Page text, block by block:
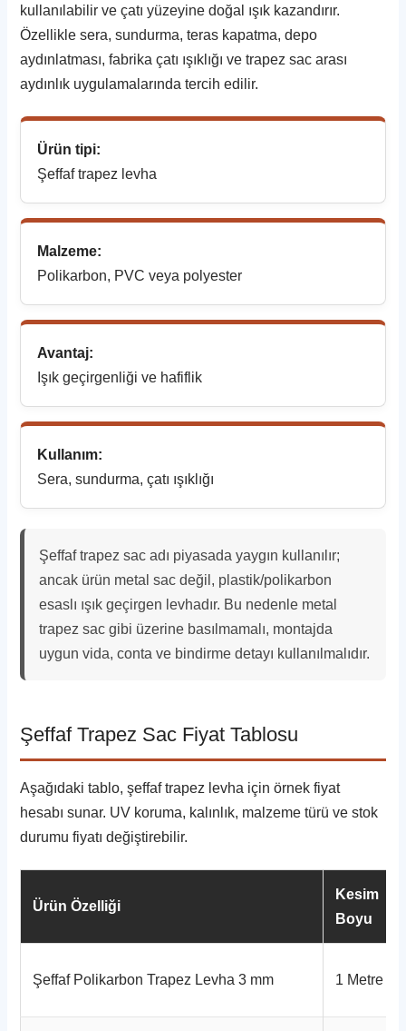
kullanılabilir ve çatı yüzeyine doğal ışık kazandırır.
Özellikle sera, sundurma, teras kapatma, depo
aydınlatması, fabrika çatı ışıklığı ve trapez sac arası
aydınlık uygulamalarında tercih edilir.
Ürün tipi:
Şeffaf trapez levha
Malzeme:
Polikarbon, PVC veya polyester
Avantaj:
Işık geçirgenliği ve hafiflik
Kullanım:
Sera, sundurma, çatı ışıklığı
Şeffaf trapez sac adı piyasada yaygın kullanılır;
ancak ürün metal sac değil, plastik/polikarbon
esaslı ışık geçirgen levhadır. Bu nedenle metal
trapez sac gibi üzerine basılmamalı, montajda
uygun vida, conta ve bindirme detayı kullanılmalıdır.
Şeffaf Trapez Sac Fiyat Tablosu
Aşağıdaki tablo, şeffaf trapez levha için örnek fiyat
hesabı sunar. UV koruma, kalınlık, malzeme türü ve stok
durumu fiyatı değiştirebilir.
Ürün Özelliği
Kesim
Boyu
Şeffaf Polikarbon Trapez Levha 3 mm 1 Metre